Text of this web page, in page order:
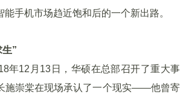
手机市场趋近饱和后的一个新出路。
”
年12月13日，华硕在总部召开了重大事
施崇棠在现场承认了一个现实——他曾寄